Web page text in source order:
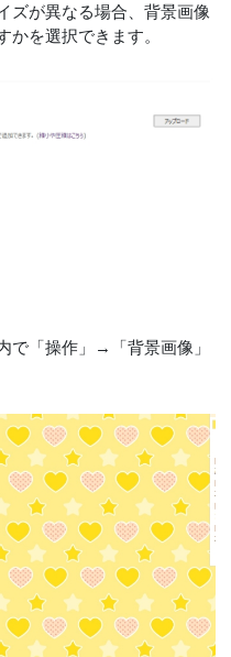
ズが異なる場合、背景画像
かを選択できます。
で「操作」→「背景画像」